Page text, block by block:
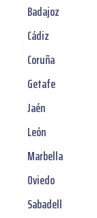
Badajoz
Cádiz
Coruña
Getafe
Jaén
León
Marbella
Oviedo
Sabadell